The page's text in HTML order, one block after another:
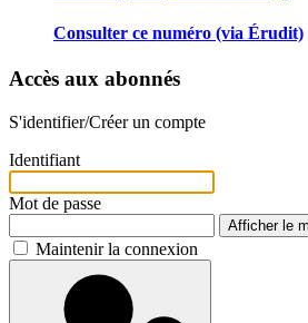
Consulter ce numéro (via Érudit)
Accès aux abonnés
S'identifier/Créer un compte
Identifiant
Mot de passe
Afficher le
Maintenir la connexion